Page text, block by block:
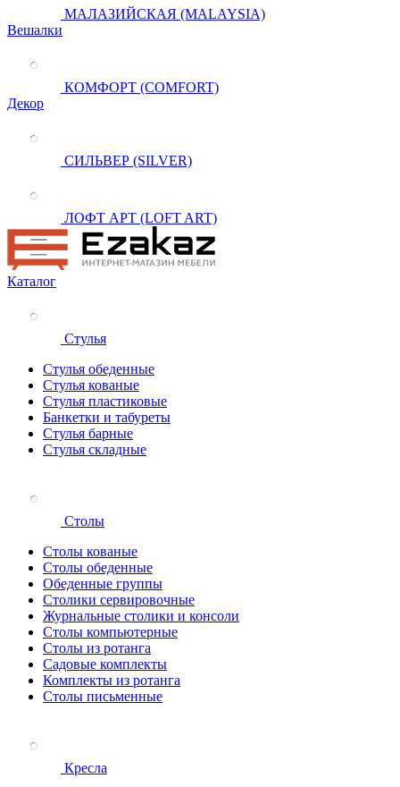
МАЛАЗИЙСКАЯ (MALAYSIA)
Вешалки
КОМФОРТ (COMFORT)
Декор
СИЛЬВЕР (SILVER)
ЛОФТ АРТ (LOFT ART)
Каталог
Стулья
Стулья обеденные
Стулья кованые
Стулья пластиковые
Банкетки и табуреты
Стулья барные
Стулья складные
Столы
Столы кованые
Столы обеденные
Обеденные группы
Столики сервировочные
Журнальные столики и консоли
Столы компьютерные
Столы из ротанга
Садовые комплекты
Комплекты из ротанга
Столы письменные
Кресла